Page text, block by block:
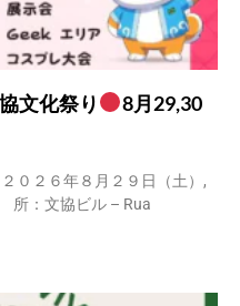
文化祭り
8月29,30
２６年８月２９日（土）,
：文協ビル – Rua